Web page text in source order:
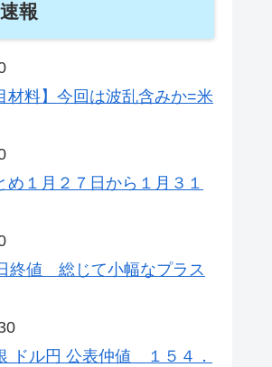
報
材料】今回は波乱含みか=米
め１月２７日から１月３１
終値 総じて小幅なプラス
ドル円 公表仲値 １５４．